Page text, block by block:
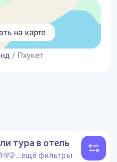
на карте
/ Пхукет
тура в отель
2...ещё фильтры